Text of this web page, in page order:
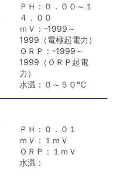
ＰＨ：０．００～１
４．００
ｍＶ：-1999～
1999（電極起電力）
ＯＲＰ：-1999～
1999（ＯＲＰ起電
力）
水温：０～５０℃
ＰＨ：０．０１
ｍＶ：１ｍＶ
ＯＲＰ：１ｍＶ
水温：